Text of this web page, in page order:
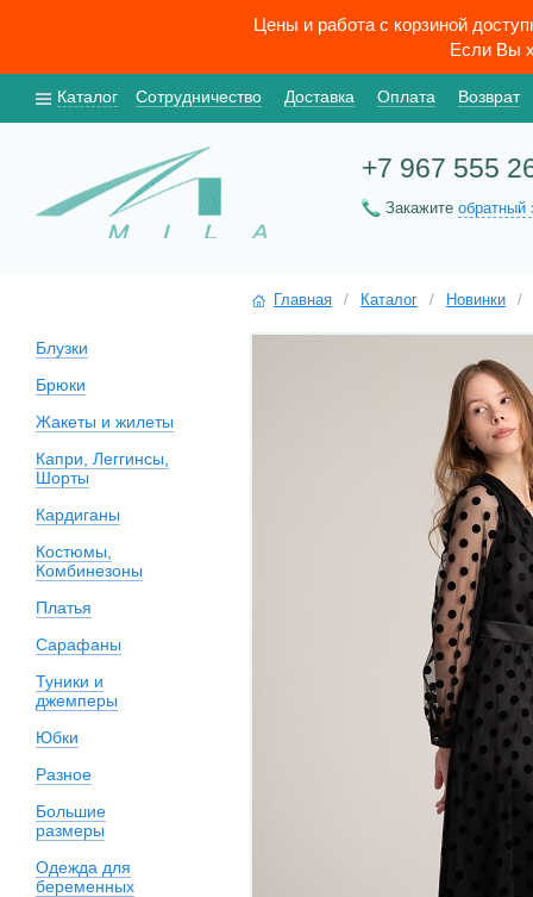
Цены и работа с корзиной
Если Вы
Каталог Сотрудничество Доставка Оплата Возврат
+7 967 555
Закажите обратный
Блузки
Брюки
Жакеты и жилеты
Капри, Леггинсы,
Шорты
Кардиганы
Костюмы,
Комбинезоны
Платья
Сарафаны
Туники и
джемперы
Юбки
Разное
Большие
размеры
Одежда для
беременных
Главная / Каталог / Новинки /